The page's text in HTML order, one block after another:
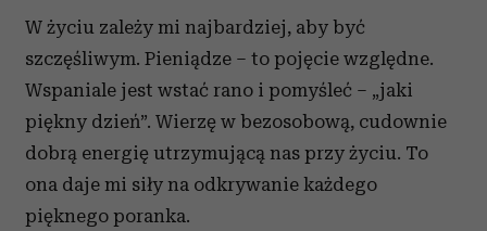
W życiu zależy mi najbardziej, aby być
szczęśliwym. Pieniądze – to pojęcie względne.
Wspaniale jest wstać rano i pomyśleć – „jaki
piękny dzień”. Wierzę w bezosobową, cudownie
dobrą energię utrzymującą nas przy życiu. To
ona daje mi siły na odkrywanie każdego
pięknego poranka.